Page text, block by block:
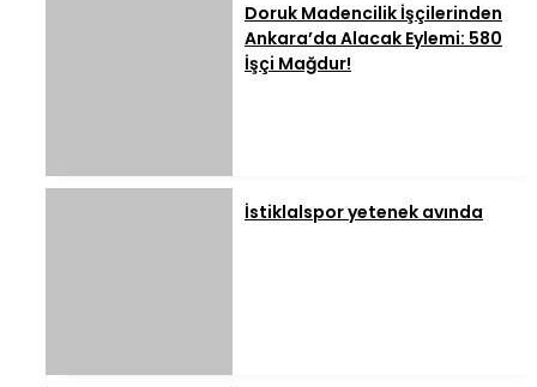
Doruk Madencilik İşçilerinden
Ankara’da Alacak Eylemi: 580
İşçi Mağdur!
İstiklalspor yetenek avında